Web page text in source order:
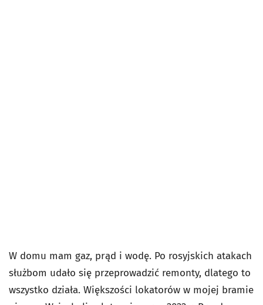
W domu mam gaz, prąd i wodę. Po rosyjskich atakach
służbom udało się przeprowadzić remonty, dlatego to
wszystko działa. Większości lokatorów w mojej bramie